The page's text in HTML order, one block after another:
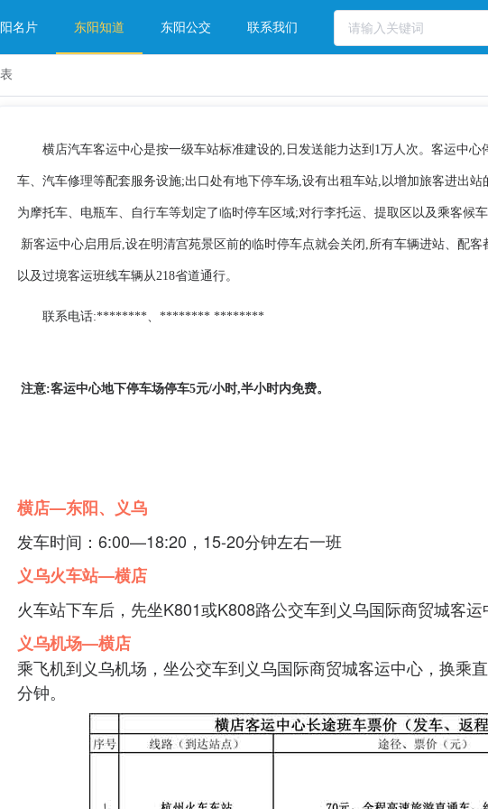
名片 东阳知道 东阳公交 联系我们
横店汽车客运中心是按一级车站标准建设的,日发送能力达到1万人次。客运中
车、汽车修理等配套服务设施;出口处有地下停车场,设有出租车站,以增加旅客进出
为摩托车、电瓶车、自行车等划定了临时停车区域;对行李托运、提取区以及乘客候
新客运中心启用后,设在明清宫苑景区前的临时停车点就会关闭,所有车辆进站、配
以及过境客运班线车辆从218省道通行。
联系电话:********、 ******** ********
注意:客运中心地下停车场停车5元/小时,半小时内免费。
横店—东阳、义乌
发车时间：6:00—18:20，15-20分钟左右一班
义乌火车站—横店
火车站下车后，先坐K801或K808路公交车到义乌国际商贸城客
义乌机场—横店
乘飞机到义乌机场，坐公交车到义乌国际商贸城客运中心，换乘
分钟。